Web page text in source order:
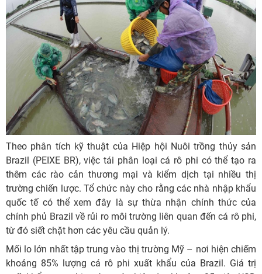
Theo phân tích kỹ thuật của Hiệp hội Nuôi trồng thủy sản
Brazil (PEIXE BR), việc tái phân loại cá rô phi có thể tạo ra
thêm các rào cản thương mại và kiểm dịch tại nhiều thị
trường chiến lược. Tổ chức này cho rằng các nhà nhập khẩu
quốc tế có thể xem đây là sự thừa nhận chính thức của
chính phủ Brazil về rủi ro môi trường liên quan đến cá rô phi,
từ đó siết chặt hơn các yêu cầu quản lý.
Mối lo lớn nhất tập trung vào thị trường Mỹ – nơi hiện chiếm
khoảng 85% lượng cá rô phi xuất khẩu của Brazil. Giá trị